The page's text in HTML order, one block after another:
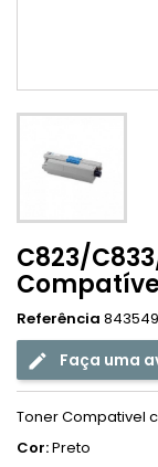
C823/
Referência
Faça uma
Toner Compativel
Cor:Preto